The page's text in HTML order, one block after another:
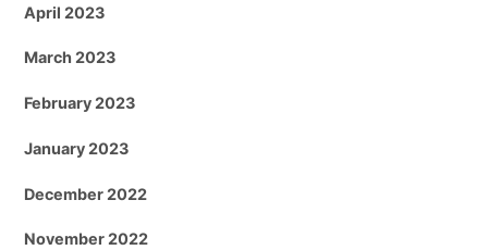
April 2023
March 2023
February 2023
January 2023
December 2022
November 2022